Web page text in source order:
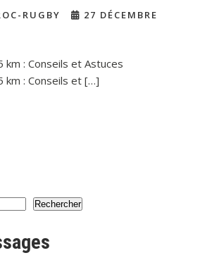
RUGBY
27 DÉCEMBRE
km : Conseils et Astuces
km : Conseils et […]
Rechercher